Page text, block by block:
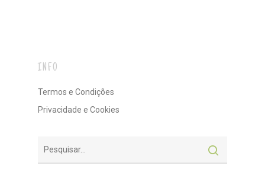
INFO
Termos e Condições
Privacidade e Cookies